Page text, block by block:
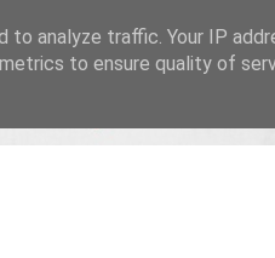
analyze traffic. Your IP
to ensure quality of